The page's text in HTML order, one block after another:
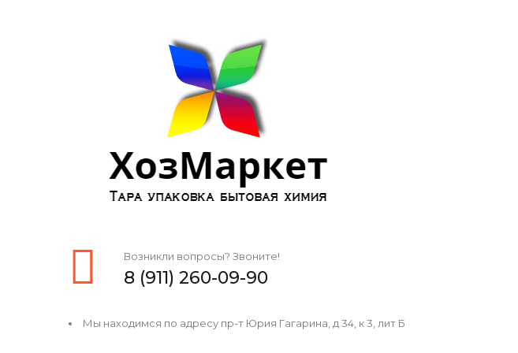
Возникли вопросы? Звоните!
8 (911) 260-09-90
Мы находимся по адресу пр-т Юрия Гагарина, д 34, к 3, лит Б